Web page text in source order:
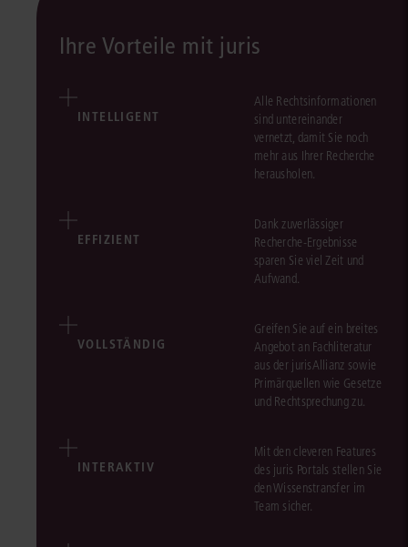
Ihre Vorteile mit juris
INTELLIGENT
Alle Rechtsinformationen
sind untereinander
vernetzt, damit Sie noch
mehr aus Ihrer Recherche
herausholen.
EFFIZIENT
Dank zuverlässiger
Recherche-Ergebnisse
sparen Sie viel Zeit und
Aufwand.
VOLLSTÄNDIG
Greifen Sie auf ein breites
Angebot an Fachliteratur
aus der jurisAllianz sowie
Primärquellen wie Gesetze
und Rechtsprechung zu.
INTERAKTIV
Mit den cleveren Features
des juris Portals stellen Sie
den Wissenstransfer im
Team sicher.